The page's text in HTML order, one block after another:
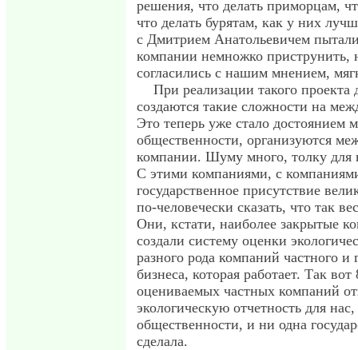
решения, что делать приморцам,
что делать бурятам, как у них
с Дмитрием Анатольевичем
компании немножко приструнить,
согласились с нашим мнением,
При реализации такого проекта
создаются такие сложности на
Это теперь уже стало достоянием
общественности, организуются
компании. Шуму много, толку для
С этими компаниями, с
государственное присутствие
по-человечески сказать, что так
Они, кстати, наиболее закрытые
создали систему оценки
разного рода компаний частного и
бизнеса, которая работает. Так
оцениваемых частных компаний
экологическую отчетность для нас,
общественности, и ни одна
сделала.